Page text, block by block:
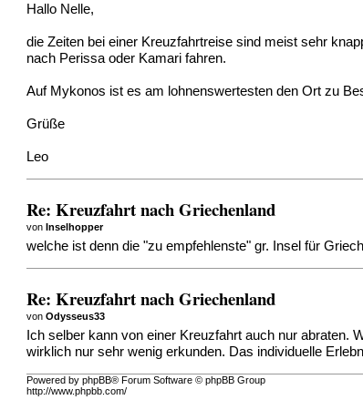
Hallo Nelle,
die Zeiten bei einer Kreuzfahrtreise sind meist sehr
nach Perissa oder Kamari fahren.
Auf Mykonos ist es am lohnenswertesten den Ort zu
Grüße
Leo
Re: Kreuzfahrt nach Griechenland
vonInselhopper
welche ist denn die "zu empfehlenste" gr. Insel für
Re: Kreuzfahrt nach Griechenland
vonOdysseus33
Ich selber kann von einer Kreuzfahrt auch nur
wirklich nur sehr wenig erkunden. Das individuelle
Powered by phpBB® Forum Software © phpBB Group
http://www.phpbb.com/